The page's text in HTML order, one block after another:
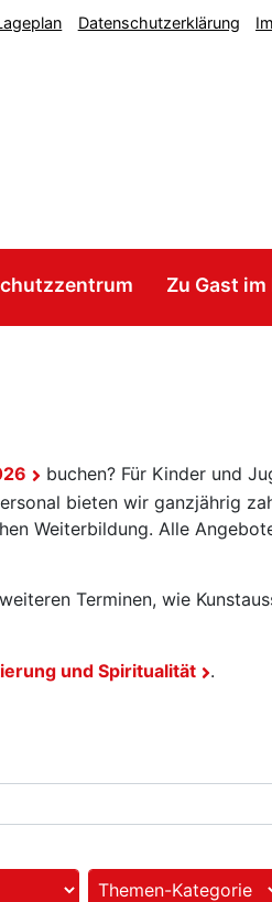
Datenschutzerklärung
Zu Gast
buchen? Für Kinder und
bieten wir ganzjährig
Weiterbildung. Alle
Terminen, wie
und Spiritualität .